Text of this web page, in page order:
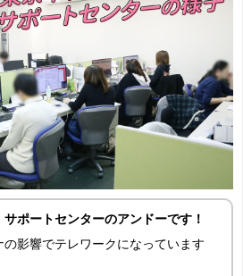
サポートセンターのアンドーです！
の影響でテレワークになっています